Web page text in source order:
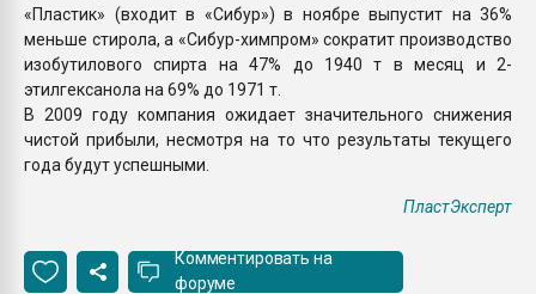
«Пластик» (входит в «Сибур») в ноябре выпустит на 36%
меньше стирола, а «Сибур-химпром» сократит производство
изобутилового спирта на 47% до 1940 т в месяц и 2-
этилгексанола на 69% до 1971 т.
В 2009 году компания ожидает значительного снижения
чистой прибыли, несмотря на то что результаты текущего
года будут успешными.
ПластЭксперт
Комментировать на
форуме